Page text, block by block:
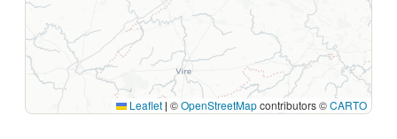
Leaflet ©OpenStreetMapcontributors ©CARTO